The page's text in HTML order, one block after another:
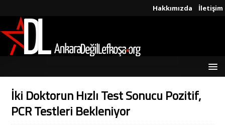
Hakkımızda İletişim
İki Doktorun Hızlı Test Sonucu Pozitif,
PCR Testleri Bekleniyor